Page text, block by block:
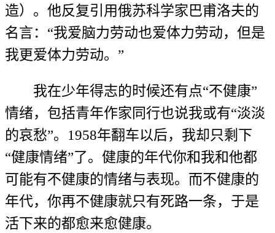
造）。他反复引用俄苏科学家巴甫洛夫的
名言：“我爱脑力劳动也爱体力劳动，但是
我更爱体力劳动。”
我在少年得志的时候还有点“不健康”
情绪，包括青年作家同行也说我或有“淡淡
的哀愁”。1958年翻车以后，我却只剩下
“健康情绪”了。健康的年代你和我和他都
可能有不健康的情绪与表现。而不健康的
年代，你再不健康就只有死路一条，于是
活下来的都愈来愈健康。